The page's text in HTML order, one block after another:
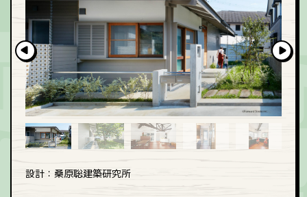
設計：桑原聡建築研究所